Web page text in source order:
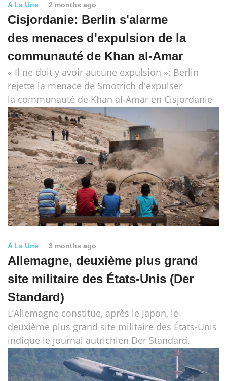
A La Une 2 months ago
Cisjordanie: Berlin s'alarme
des menaces d'expulsion de la
communauté de Khan al-Amar
« Il ne doit y avoir aucune expulsion »: Berlin
rejette la menace de Smotrich d'expulser
la communauté de Khan al-Amar en Cisjordanie
A La Une 3 months ago
Allemagne, deuxième plus grand
site militaire des États-Unis (Der
Standard)
L’Allemagne constitue, après le Japon, le
deuxième plus grand site militaire des États-Unis
indique le journal autrichien Der Standard.